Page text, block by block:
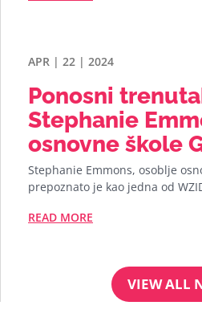
APR | 22 | 2024
Ponosni
Stephanie
osnovne škole
Stephanie Emmons, osoblje
prepoznato je kao jedna od
READ MORE
VIEW ALL